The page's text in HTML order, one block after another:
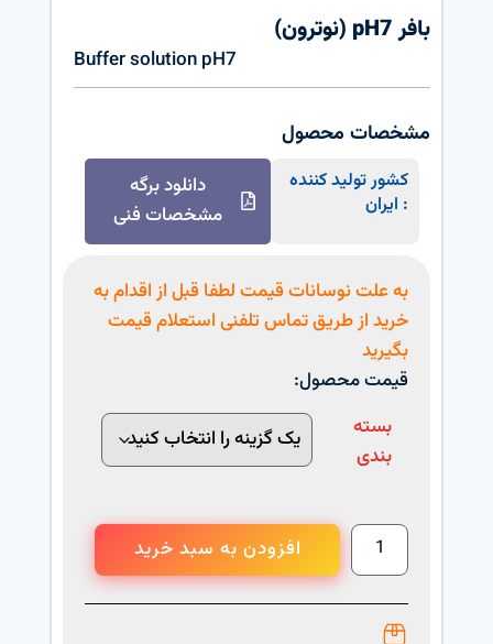
بافر pH7 (نوترون)
Buffer solution pH7
مشخصات محصول
کشور تولید کننده
: ایران
دانلود برگه
مشخصات فنی
به علت نوسانات قیمت لطفا قبل از اقدام به
خرید از طریق تماس تلفنی استعلام قیمت
بگیرید
قیمت محصول:
بسته
بندی
افزودن به سبد خرید